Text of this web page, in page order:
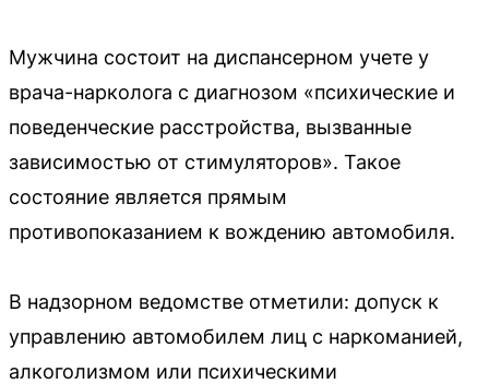
Мужчина состоит на диспансерном учете у
врача-нарколога с диагнозом «психические и
поведенческие расстройства, вызванные
зависимостью от стимуляторов». Такое
состояние является прямым
противопоказанием к вождению автомобиля.
В надзорном ведомстве отметили: допуск к
управлению автомобилем лиц с наркоманией,
алкоголизмом или психическими